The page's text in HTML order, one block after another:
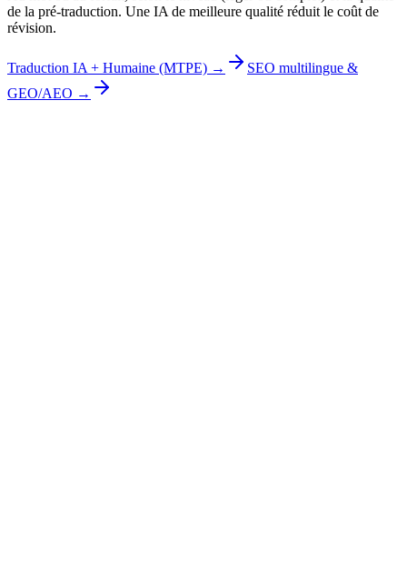
de la pré-traduction. Une IA de meilleure qualité réduit le coût de
révision.
Traduction IA + Humaine (MTPE) →
SEO multilingue &
GEO/AEO →